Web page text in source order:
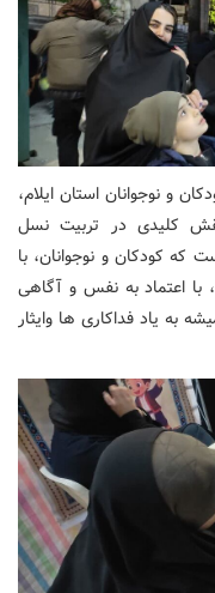
و نوجوانان استان ایلام،
کلیدی در تربیت نسل
که کودکان و نوجوانان، با
اعتماد به نفس و آگاهی
به یاد فداکاری ها وایثار